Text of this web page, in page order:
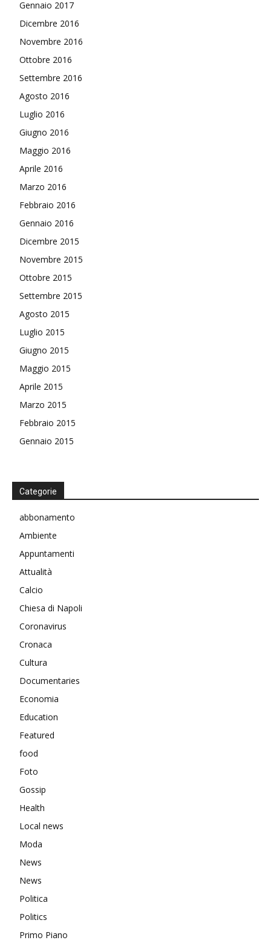
Gennaio 2017
Dicembre 2016
Novembre 2016
Ottobre 2016
Settembre 2016
Agosto 2016
Luglio 2016
Giugno 2016
Maggio 2016
Aprile 2016
Marzo 2016
Febbraio 2016
Gennaio 2016
Dicembre 2015
Novembre 2015
Ottobre 2015
Settembre 2015
Agosto 2015
Luglio 2015
Giugno 2015
Maggio 2015
Aprile 2015
Marzo 2015
Febbraio 2015
Gennaio 2015
Categorie
abbonamento
Ambiente
Appuntamenti
Attualità
Calcio
Chiesa di Napoli
Coronavirus
Cronaca
Cultura
Documentaries
Economia
Education
Featured
food
Foto
Gossip
Health
Local news
Moda
News
News
Politica
Politics
Primo Piano